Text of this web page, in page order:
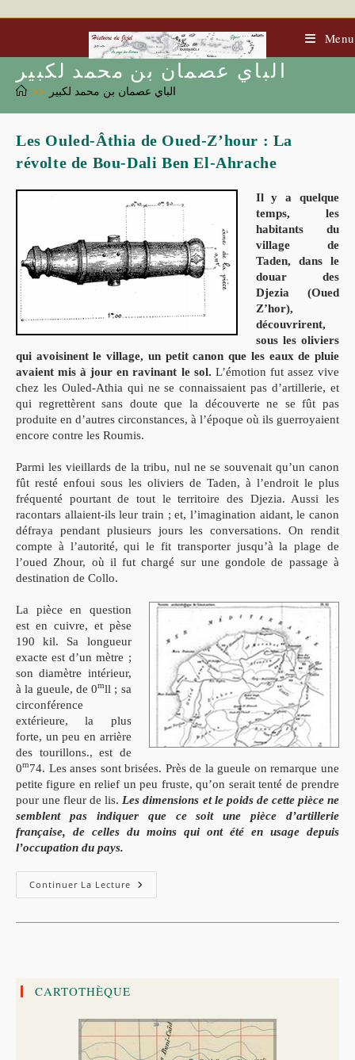
to
Menu
الباي عصمان بن محمد لكبير
>> الباي عصمان بن محمد لكبير
Les Ouled-Âthia de Oued-Z’hour : La
révolte de Bou-Dali Ben El-Ahrache
Il y a quelque
temps, les
habitants du
village de
Taden, dans le
douar des
Djezia (Oued
Z’hor),
découvrirent,
sous les oliviers
qui avoisinent le village, un petit canon que les eaux de pluie
avaient mis à jour en ravinant le sol. L’émotion fut assez vive
chez les Ouled-Athia qui ne se connaissaient pas d’artillerie, et
qui regrettèrent sans doute que la découverte ne se fût pas
produite en d’autres circonstances, à l’époque où ils guerroyaient
encore contre les Roumis.
Parmi les vieillards de la tribu, nul ne se souvenait qu’un canon
fût resté enfoui sous les oliviers de Taden, à l’endroit le plus
fréquenté pourtant de tout le territoire des Djezia. Aussi les
racontars allaient-ils leur train ; et, l’imagination aidant, le canon
défraya pendant plusieurs jours les conversations. On rendit
compte à l’autorité, qui le fit transporter jusqu’à la plage de
l’oued Zhour, où il fut chargé sur une gondole de passage à
destination de Collo.
La pièce en question
est en cuivre, et pèse
190 kil. Sa longueur
exacte est d’un mètre ;
son diamètre intérieur,
à la gueule, de 0mll ; sa
circonférence
extérieure, la plus
forte, un peu en arrière
des tourillons., est de
0m74. Les anses sont brisées. Près de la gueule on remarque une
petite figure en relief un peu fruste, qu’on serait tenté de prendre
pour une fleur de lis. Les dimensions et le poids de cette pièce ne
semblent pas indiquer que ce soit une pièce d’artillerie
française, de celles du moins qui ont été en usage depuis
l’occupation du pays.
Continuer La Lecture Les
Ouled-
Ben
El-
Ahrache
CARTOTHÈQUE